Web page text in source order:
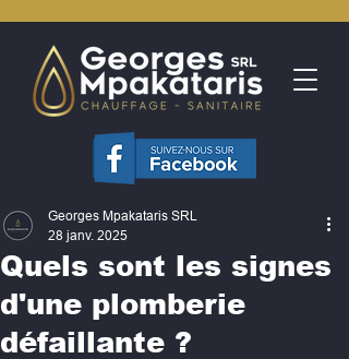
Quels sont les signes
d'une plomberie
défaillante ?
Georges Mpakataris SRL
28 janv. 2025